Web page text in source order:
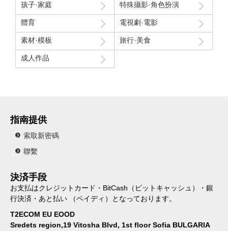
孩子·家庭 特殊攝影·角色扮演
體育 電視劇·電影
素材·模板 旅行·美食
成人作品
指南提供
索取新密碼
聯繫
決済手段
お支払はクレジットカード・BitCash（ビットキャッシュ）・銀
行決済・あと払い （ペイディ）となっております。
T2ECOM EU EOOD
Sredets region,19 Vitosha Blvd, 1st floor Sofia BULGARIA